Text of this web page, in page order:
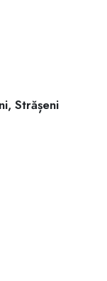
Strășeni